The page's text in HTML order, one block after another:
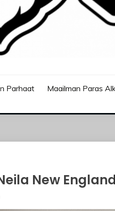
Parhaat Maailman Paras
New